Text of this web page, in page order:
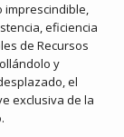
imprescindible,
eficiencia
de Recursos
y
el
exclusiva de la